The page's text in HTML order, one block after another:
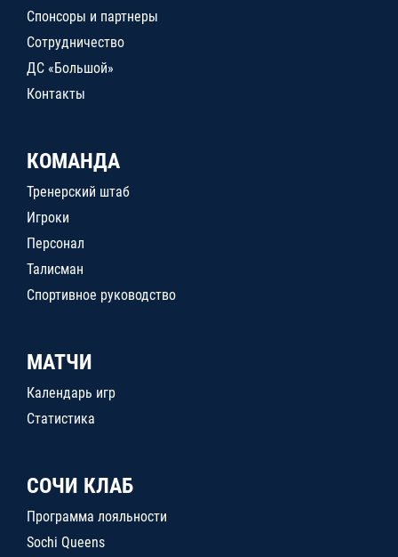
Спонсоры и партнеры
Сотрудничество
ДС «Большой»
Контакты
КОМАНДА
Тренерский штаб
Игроки
Персонал
Талисман
Спортивное руководство
МАТЧИ
Календарь игр
Статистика
СОЧИ КЛАБ
Программа лояльности
Sochi Queens